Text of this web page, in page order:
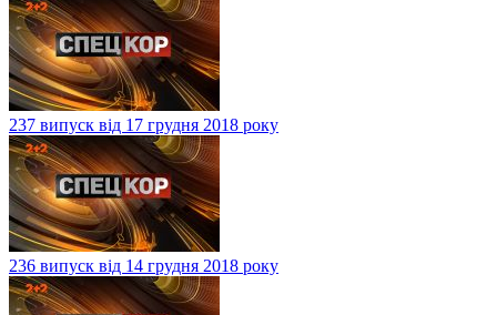
237 випуск від 17 грудня 2018 року
236 випуск від 14 грудня 2018 року